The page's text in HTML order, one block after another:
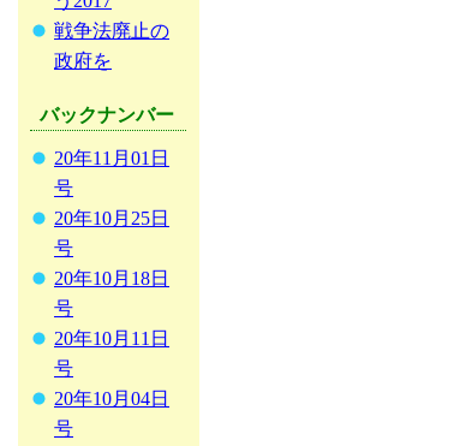
戦争法廃止の
政府を
バックナンバー
20年11月01日
号
20年10月25日
号
20年10月18日
号
20年10月11日
号
20年10月04日
号